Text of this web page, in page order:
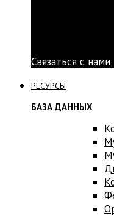
Связаться с нами
РЕСУРСЫ
БАЗА ДАННЫХ